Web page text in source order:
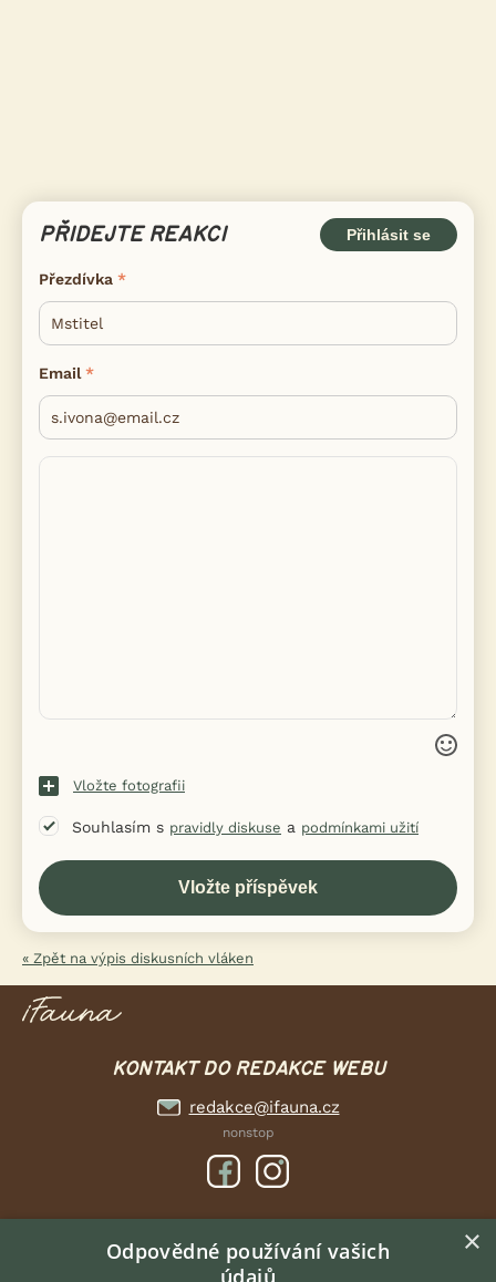
PŘIDEJTE REAKCI Přihlásit se
Přezdívka
Email
Vložte fotografii
Souhlasím s pravidly diskuse a podmínkami užití
« Zpět na výpis diskusních vláken
KONTAKT DO REDAKCE WEBU
redakce@ifauna.cz
nonstop
DOMOVSKÁ STRÁNKA
INZERCE
×
Odpovědné používání vašich
údajů